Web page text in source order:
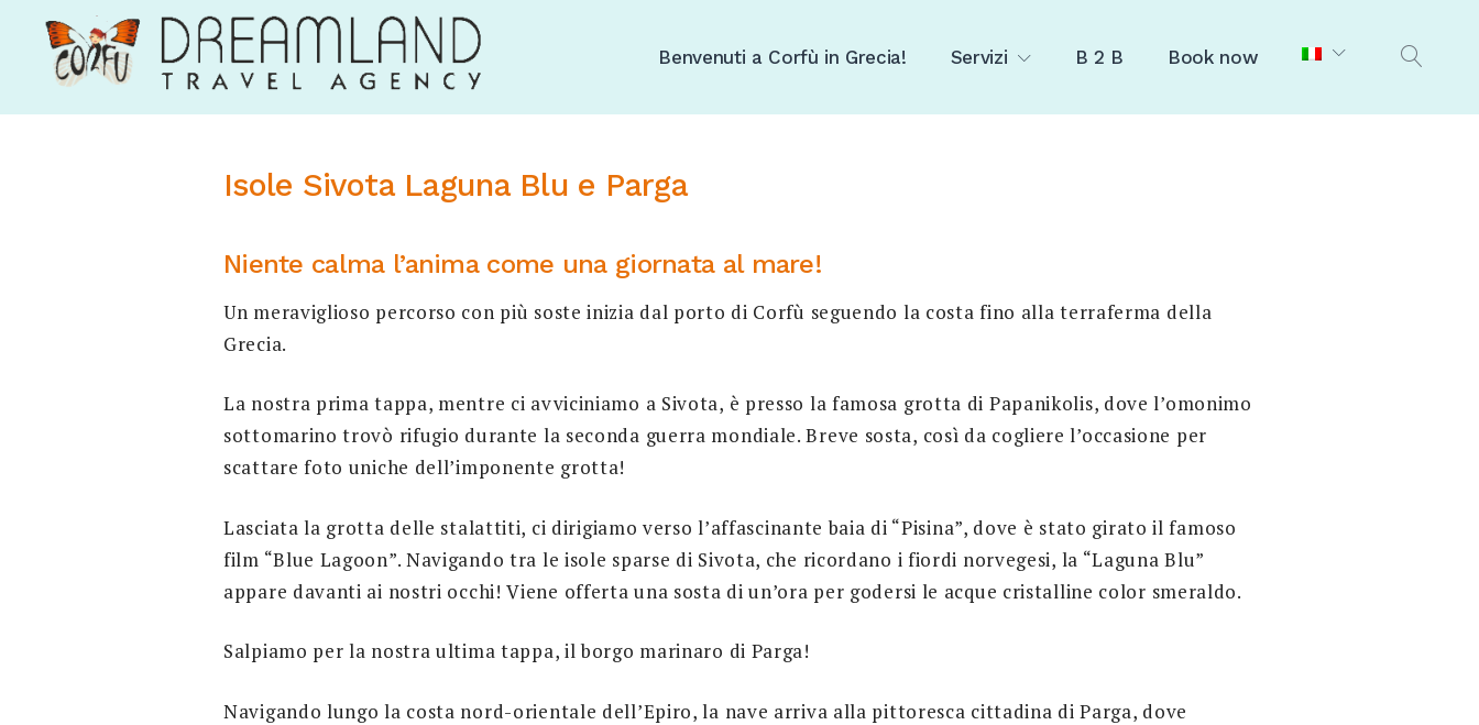
content
Corfu Dream Land Benvenuti a Corfù in Grecia! Servizi B 2 B Book now
Isole Sivota Laguna Blu e Parga
Niente calma l’anima come una giornata al mare!
Un meraviglioso percorso con più soste inizia dal porto di Corfù seguendo la costa fino alla terraferma della
Grecia.
La nostra prima tappa, mentre ci avviciniamo a Sivota, è presso la famosa grotta di Papanikolis, dove l’omonimo
sottomarino trovò rifugio durante la seconda guerra mondiale. Breve sosta, così da cogliere l’occasione per
scattare foto uniche dell’imponente grotta!
Lasciata la grotta delle stalattiti, ci dirigiamo verso l’affascinante baia di “Pisina”, dove è stato girato il famoso
film “Blue Lagoon”. Navigando tra le isole sparse di Sivota, che ricordano i fiordi norvegesi, la “Laguna Blu”
appare davanti ai nostri occhi! Viene offerta una sosta di un’ora per godersi le acque cristalline color smeraldo.
Salpiamo per la nostra ultima tappa, il borgo marinaro di Parga!
Navigando lungo la costa nord-orientale dell’Epiro, la nave arriva alla pittoresca cittadina di Parga, dove